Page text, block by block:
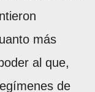
más
al que,
de